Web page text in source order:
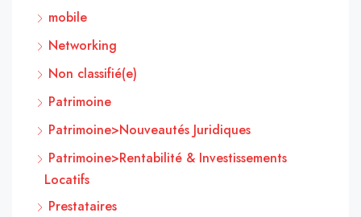
mobile
Networking
Non classifié(e)
Patrimoine
Patrimoine>Nouveautés Juridiques
Patrimoine>Rentabilité & Investissements
Locatifs
Prestataires